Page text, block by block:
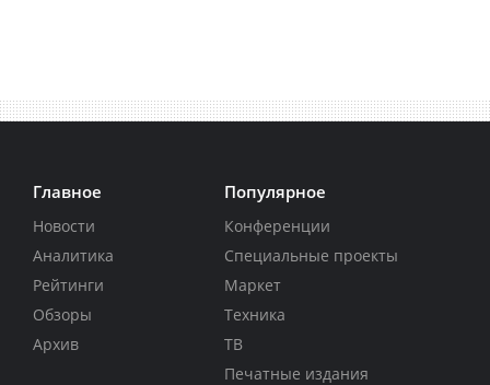
Главное
Новости
Аналитика
Рейтинги
Обзоры
Архив
Популярное
Конференции
Специальные проекты
Маркет
Техника
ТВ
Печатные издания